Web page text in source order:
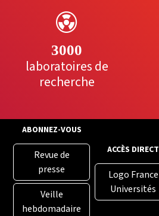
3000
laboratoires de
recherche
ABONNEZ-VOUS
Revue de
presse
Veille
hebdomadaire
ACCÈS DIRECT
Logo France
Universités